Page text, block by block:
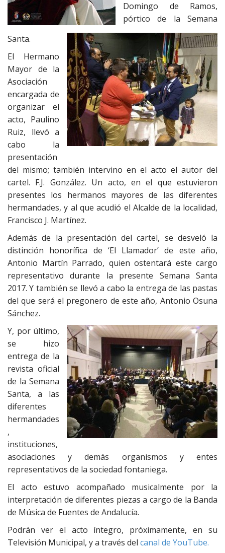
Domingo de Ramos,
pórtico de la Semana
Santa.
El Hermano
Mayor de la
Asociación
encargada de
organizar el
acto, Paulino
Ruiz, llevó a
cabo la
presentación
del mismo; también intervino en el acto el autor del
cartel. F.J. González. Un acto, en el que estuvieron
presentes los hermanos mayores de las diferentes
hermandades, y al que acudió el Alcalde de la localidad,
Francisco J. Martínez.
Además de la presentación del cartel, se desveló la
distinción honorífica de ‘El Llamador’ de este año,
Antonio Martín Parrado, quien ostentará este cargo
representativo durante la presente Semana Santa
2017. Y también se llevó a cabo la entrega de las pastas
del que será el pregonero de este año, Antonio Osuna
Sánchez.
Y, por último,
se hizo
entrega de la
revista oficial
de la Semana
Santa, a las
diferentes
hermandades
,
instituciones,
asociaciones y demás organismos y entes
representativos de la sociedad fontaniega.
El acto estuvo acompañado musicalmente por la
interpretación de diferentes piezas a cargo de la Banda
de Música de Fuentes de Andalucía.
Podrán ver el acto íntegro, próximamente, en su
Televisión Municipal, y a través del canal de YouTube.